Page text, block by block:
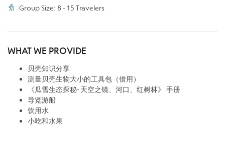
Group Size: 8 - 15 Travelers
WHAT WE PROVIDE
贝壳知识分享
测量贝壳生物大小的工具包（借用）
《瓜雪生态探秘- 天空之镜、河口、红树林》 手册
导览游船
饮用水
小吃和水果